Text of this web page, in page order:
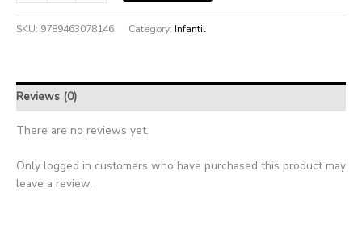
SKU: 9789463078146 Category: Infantil
Reviews (0)
There are no reviews yet.
Only logged in customers who have purchased this product may
leave a review.